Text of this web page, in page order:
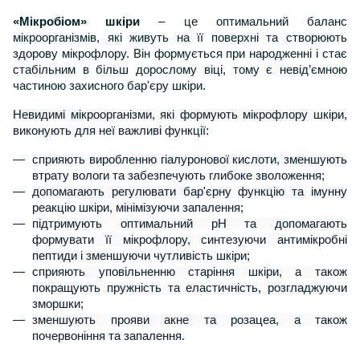
«Мікробіом» шкіри – це оптимальний баланс
мікроорганізмів, які живуть на її поверхні та створюють
здорову мікрофлору. Він формується при народженні і стає
стабільним в більш дорослому віці, тому є невід’ємною
частиною захисного бар'єру шкіри.
Невидимі мікроорганізми, які формують мікрофлору шкіри,
виконують для неї важливі функції:
сприяють виробленню гіалуронової кислоти, зменшують
втрату вологи та забезпечують глибоке зволоження;
допомагають регулювати бар'єрну функцію та імунну
реакцію шкіри, мінімізуючи запалення;
підтримують оптимальний рН та допомагають
формувати її мікрофлору, синтезуючи антимікробні
пептиди і зменшуючи чутливість шкіри;
сприяють уповільненню старіння шкіри, а також
покращують пружність та еластичність, розгладжуючи
зморшки;
зменшують прояви акне та розацеа, а також
почервоніння та запалення.